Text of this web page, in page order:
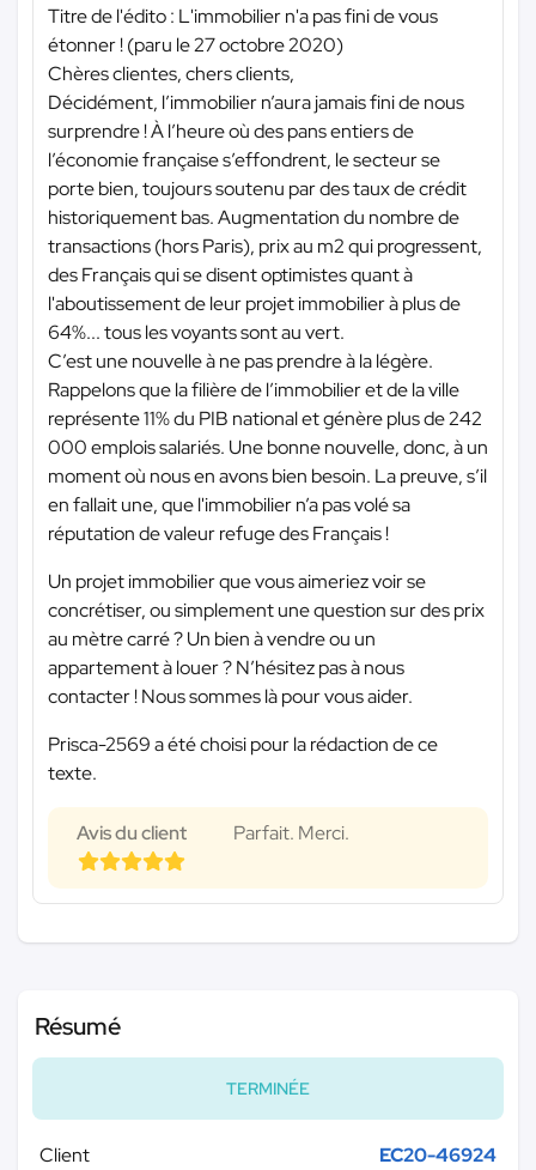
Titre de l'édito : L'immobilier n'a pas fini de vous
étonner ! (paru le 27 octobre 2020)
Chères clientes, chers clients,
Décidément, l’immobilier n’aura jamais fini de nous
surprendre ! À l’heure où des pans entiers de
l’économie française s’effondrent, le secteur se
porte bien, toujours soutenu par des taux de crédit
historiquement bas. Augmentation du nombre de
transactions (hors Paris), prix au m2 qui progressent,
des Français qui se disent optimistes quant à
l'aboutissement de leur projet immobilier à plus de
64%... tous les voyants sont au vert.
C’est une nouvelle à ne pas prendre à la légère.
Rappelons que la filière de l’immobilier et de la ville
représente 11% du PIB national et génère plus de 242
000 emplois salariés. Une bonne nouvelle, donc, à un
moment où nous en avons bien besoin. La preuve, s’il
en fallait une, que l'immobilier n’a pas volé sa
réputation de valeur refuge des Français !
Un projet immobilier que vous aimeriez voir se
concrétiser, ou simplement une question sur des prix
au mètre carré ? Un bien à vendre ou un
appartement à louer ? N’hésitez pas à nous
contacter ! Nous sommes là pour vous aider.
Prisca-2569 a été choisi pour la rédaction de ce
texte.
Avis du client Parfait. Merci.
Résumé
TERMINÉE
Client
EC20-46924